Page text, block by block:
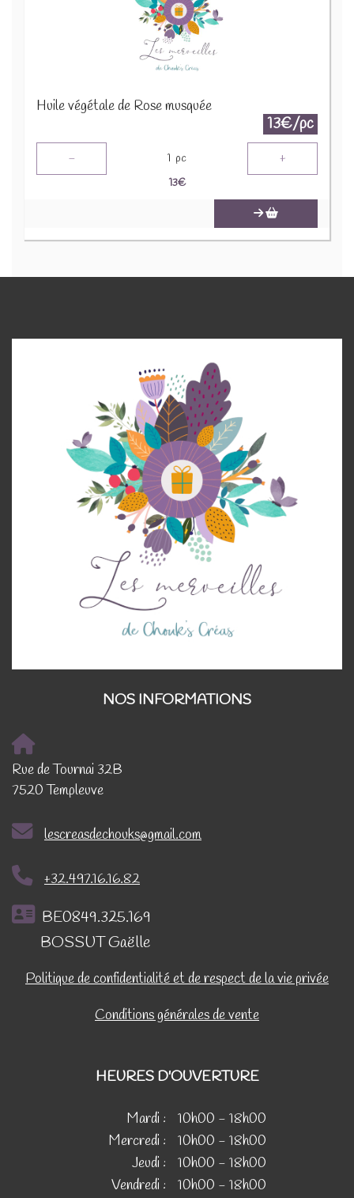
Huile végétale de Rose musquée
13€/pc
- 1 pc +
13€
NOS INFORMATIONS
Rue de Tournai 32B
7520 Templeuve
lescreasdechouks@gmail.com
+32.497.16.16.82
BE0849.325.169
BOSSUT Gaëlle
Politique de confidentialité et de respect de la vie privée
Conditions générales de vente
HEURES D'OUVERTURE
Mardi :
10h00 - 18h00
Mercredi :
10h00 - 18h00
Jeudi :
10h00 - 18h00
Vendredi :
10h00 - 18h00